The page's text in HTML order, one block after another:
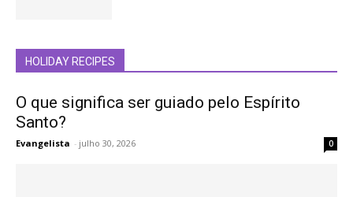
HOLIDAY RECIPES
O que significa ser guiado pelo Espírito
Santo?
Evangelista - julho 30, 2026 0